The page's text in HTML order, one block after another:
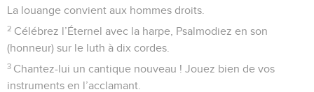
La louange convient aux hommes droits.
2 Célébrez l’Éternel avec la harpe, Psalmodiez en son
(honneur) sur le luth à dix cordes.
3 Chantez-lui un cantique nouveau ! Jouez bien de vos
instruments en l’acclamant.